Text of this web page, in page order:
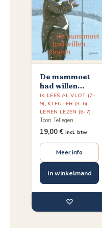
De mammoet
had willen
zingen en
andere
verhalen over
de dieren
IK LEES AL VLOT (7-
9), KLEUTER (3-6),
LEREN LEZEN (6-7)
Toon Tellegen
19,00 € incl. btw
Meer info
In winkelmand
♡